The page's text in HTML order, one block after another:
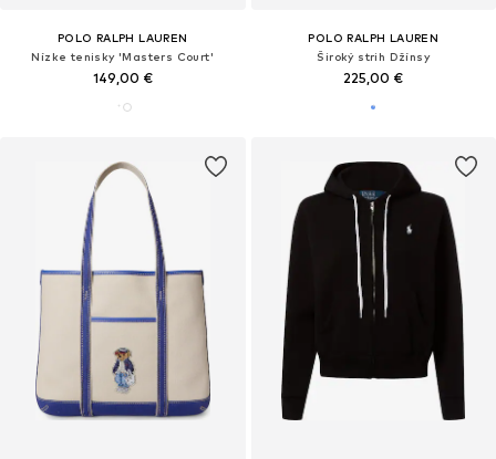
POLO RALPH LAUREN
Nízke tenisky 'Masters Court'
149,00 €
POLO RALPH LAUREN
Široký strih Džínsy
225,00 €